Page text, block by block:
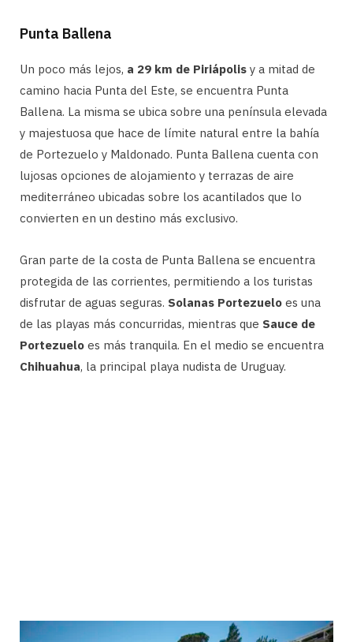
Punta Ballena
Un poco más lejos, a 29 km de Piriápolis y a mitad de
camino hacia Punta del Este, se encuentra Punta
Ballena. La misma se ubica sobre una península elevada
y majestuosa que hace de límite natural entre la bahía
de Portezuelo y Maldonado. Punta Ballena cuenta con
lujosas opciones de alojamiento y terrazas de aire
mediterráneo ubicadas sobre los acantilados que lo
convierten en un destino más exclusivo.
Gran parte de la costa de Punta Ballena se encuentra
protegida de las corrientes, permitiendo a los turistas
disfrutar de aguas seguras. Solanas Portezuelo es una
de las playas más concurridas, mientras que Sauce de
Portezuelo es más tranquila. En el medio se encuentra
Chihuahua, la principal playa nudista de Uruguay.